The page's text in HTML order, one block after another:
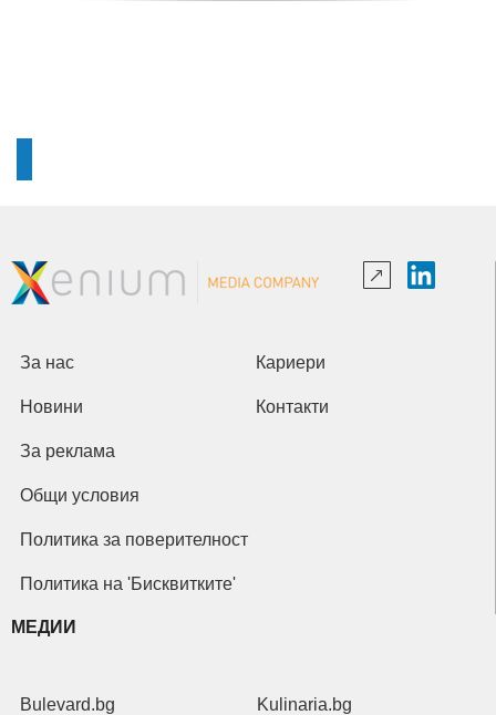
За нас Кариери
Новини Контакти
За реклама
Общи условия
Политика за поверителност
Политика на 'Бисквитките'
МЕДИИ
Bulevard.bg Kulinaria.bg